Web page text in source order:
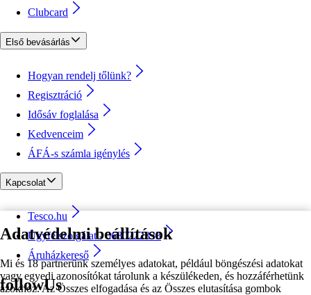
Adatvédelmi beállítások
Mi és 18 partnerünk személyes adatokat, például böngészési adatokat
vagy egyedi azonosítókat tárolunk a készülékeden, és hozzáférhetünk
azokhoz. Az Összes elfogadása és az Összes elutasítása gombok
Clubcard
Első bevásárlás
Hogyan rendelj tőlünk?
Regisztráció
Idősáv foglalása
Kedvenceim
ÁFÁ-s számla igénylés
Kapcsolat
Tesco.hu
Ügyfélszolgálat - 0680222333
Áruházkereső
followUs